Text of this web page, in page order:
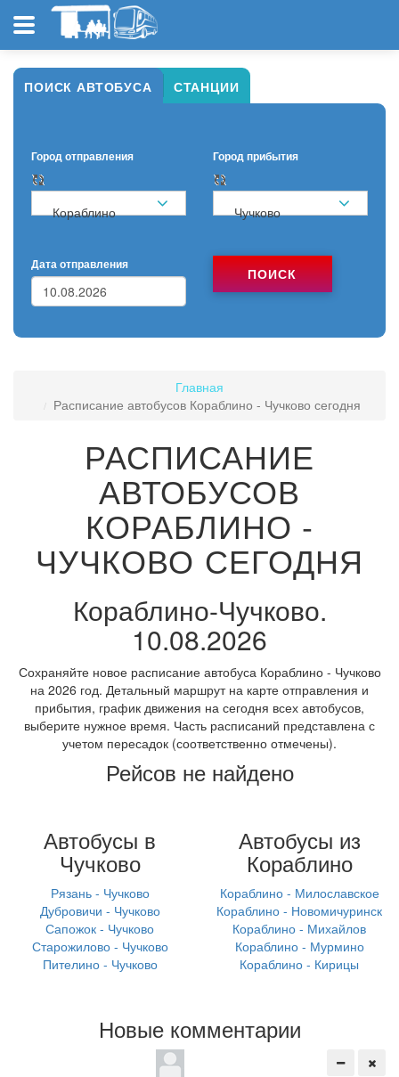
ПОИСК АВТОБУСА СТАНЦИИ
Город отправления
Кораблино
Город прибытия
Чучково
Дата отправления
ПОИСК
Главная
Расписание автобусов Кораблино - Чучково сегодня
РАСПИСАНИЕ
АВТОБУСОВ
КОРАБЛИНО -
ЧУЧКОВО СЕГОДНЯ
Кораблино-Чучково.
10.08.2026
Сохраняйте новое расписание автобуса Кораблино - Чучково
на 2026 год. Детальный маршрут на карте отправления и
прибытия, график движения на сегодня всех автобусов,
выберите нужное время. Часть расписаний представлена с
учетом пересадок (соответственно отмечены).
Рейсов не найдено
Автобусы в
Чучково
Рязань - Чучково
Дубровичи - Чучково
Сапожок - Чучково
Старожилово - Чучково
Пителино - Чучково
Автобусы из
Кораблино
Кораблино - Милославское
Кораблино - Новомичуринск
Кораблино - Михайлов
Кораблино - Мурмино
Кораблино - Кирицы
Новые комментарии